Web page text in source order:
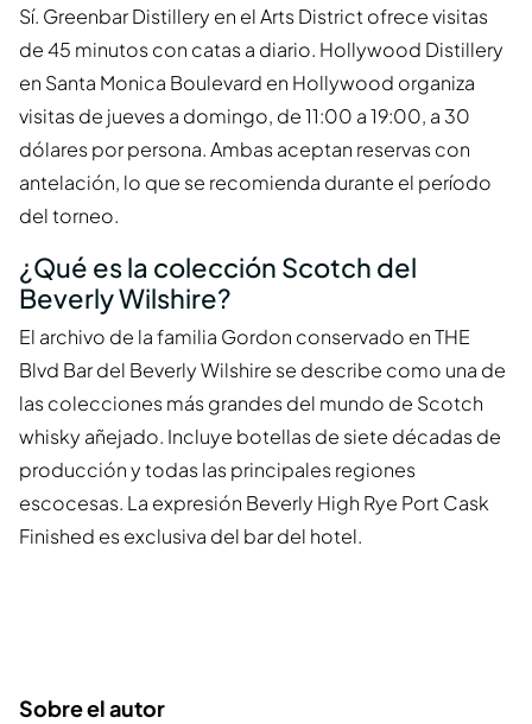
Sí. Greenbar Distillery en el Arts District ofrece visitas
de 45 minutos con catas a diario. Hollywood Distillery
en Santa Monica Boulevard en Hollywood organiza
visitas de jueves a domingo, de 11:00 a 19:00, a 30
dólares por persona. Ambas aceptan reservas con
antelación, lo que se recomienda durante el período
del torneo.
¿Qué es la colección Scotch del
Beverly Wilshire?
El archivo de la familia Gordon conservado en THE
Blvd Bar del Beverly Wilshire se describe como una de
las colecciones más grandes del mundo de Scotch
whisky añejado. Incluye botellas de siete décadas de
producción y todas las principales regiones
escocesas. La expresión Beverly High Rye Port Cask
Finished es exclusiva del bar del hotel.
Sobre el autor